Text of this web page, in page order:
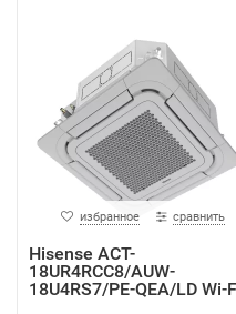
избранное сравнить
Hisense ACT-
18UR4RCC8/AUW-
18U4RS7/PE-QEA/LD Wi-